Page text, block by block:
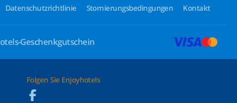
Datenschutzrichtlinie Stornierungsbedingungen Kontakt
Geschenkgutschein
Folgen Sie Enjoyhotels